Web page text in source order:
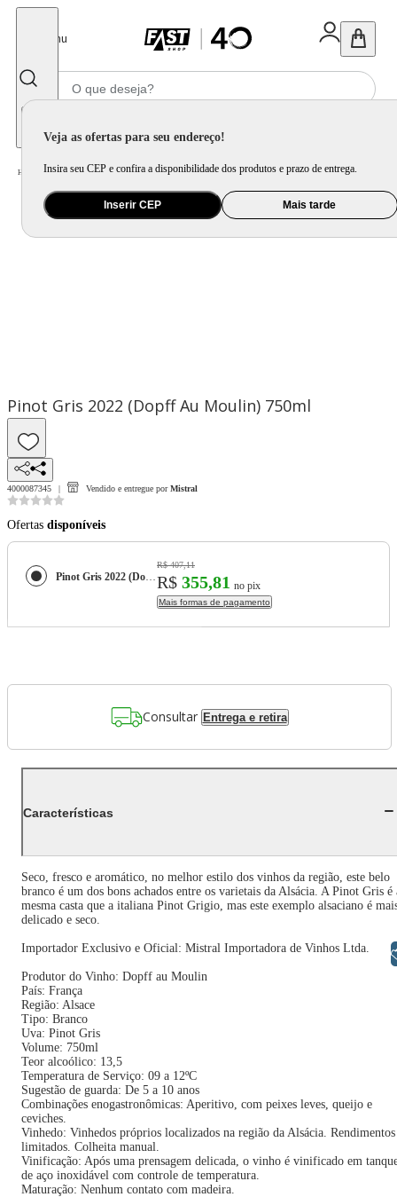
Menu
Veja as ofertas para seu endereço!
Insira seu CEP e confira a disponibilidade dos produtos e prazo de entrega.
Inserir CEP Mais tarde
Home Mercado / Bebida Vinho
Pinot Gris 2022 (Dopff Au Moulin) 750ml
4000087345 Vendido e entregue por Mistral
Ofertas disponíveis
Pinot Gris 2022 (Dopff Au Moulin) 750ml
R$ 407,11
R$ 355,81 no pix
Mais formas de pagamento
Consultar Entrega e retira
Características
Seco, fresco e aromático, no melhor estilo dos vinhos da região, este belo
branco é um dos bons achados entre os varietais da Alsácia. A Pinot Gris é
mesma casta que a italiana Pinot Grigio, mas este exemplo alsaciano é
delicado e seco.
Importador Exclusivo e Oficial: Mistral Importadora de Vinhos Ltda.
Produtor do Vinho: Dopff au Moulin
País: França
Região: Alsace
Tipo: Branco
Uva: Pinot Gris
Volume: 750ml
Teor alcoólico: 13,5
Temperatura de Serviço: 09 a 12ºC
Sugestão de guarda: De 5 a 10 anos
Combinações enogastronômicas: Aperitivo, com peixes leves, queijo e
ceviches.
Vinhedo: Vinhedos próprios localizados na região da Alsácia. Rendimentos
limitados. Colheita manual.
Vinificação: Após uma prensagem delicada, o vinho é vinificado em
de aço inoxidável com controle de temperatura.
Maturação: Nenhum contato com madeira.
Libras